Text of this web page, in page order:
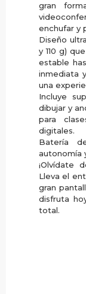
gran
enchufar y
Diseño
y 110 g)
estable
inmediata
una
Incluye
dibujar y
para
digitales.
Batería
autonomía
¡Olvídate
Lleva el
gran
disfruta
total.